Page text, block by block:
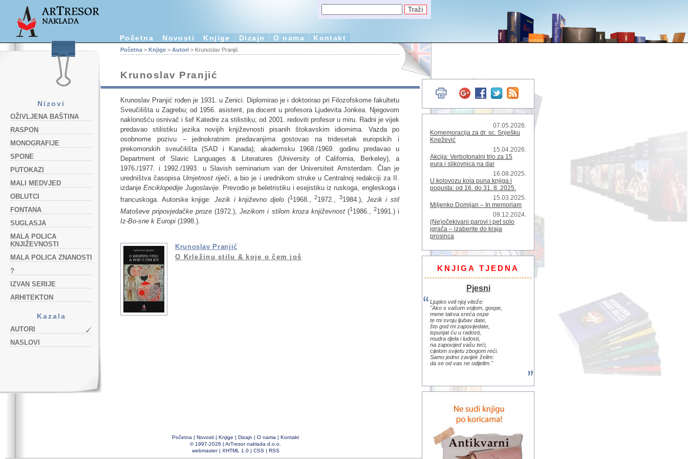
Početna Novosti Knjige Dizajn O nama Kontakt
Nizovi
OŽIVLJENA BAŠTINA
RASPON
MONOGRAFIJE
SPONE
PUTOKAZI
MALI MEDVJED
OBLUTCI
FONTANA
SUGLASJA
MALA POLICA
KNJIŽEVNOSTI
MALA POLICA ZNANOSTI
?
IZVAN SERIJE
ARHITEKTON
Kazala
AUTORI
NASLOVI
Početna > Knjige > Autori > Krunoslav Pranjić
Krunoslav Pranjić
Krunoslav Pranjić rođen je 1931. u Zenici. Diplomirao je i doktorirao pri Filozofskome fakultetu
Sveučilišta u Zagrebu; od 1956. asistent, pa docent u profesora Ljudevita Jonkea. Njegovom
naklonošću osnivač i šef Katedre za stilistiku; od 2001. redoviti profesor u miru. Radni je vijek
predavao stilistiku jezika novijih književnosti pisanih štokavskim idiomima. Vazda po
osobnome pozivu – jednokratnim predavanjima gostovao na tridesetak europskih i
prekomorskih sveučilišta (SAD i Kanada); akademsku 1968./1969. godinu predavao u
Department of Slavic Languages & Literatures (University of California, Berkeley), a
1976./1977. i 1992./1993. u Slavish seminarium van der Universiteit Amsterdam. Član je
uredništva časopisa Umjetnost riječi , a bio je i urednikom struke u Centralnoj redakciji za II.
izdanjeEnciklopedije Jugoslavije. Prevodio je beletristiku i esejistiku iz ruskoga, engleskoga i
francuskoga. Autorske knjige: Jezik i književno djelo (11968.,21972.,31984.), Jezik i stil
Matoševe pripovjedačke proze (1972.),Jezikom i stilom kroza književnost(11986., 21991.) i
Iz-Bo-sne k Europi (1998.).
Krunoslav Pranjić
O Krležinu stilu & koje o čem još
Početna | Novosti | Knjige | Dizajn | O nama | Kontakt
© 1997-2026 | ArTresor naklada d.o.o.
webmaster| XHTML 1.0| CSS| RSS
07.05.2026.
Komemoracija za dr. sc. Snješku
Knežević
15.04.2026.
Akcija: Verbotonalni trio za 15
eura i slikovnica na dar
16.08.2025.
U kolovozu kola puna knjiga i
popusta: od 16. do 31. 8. 2025.
15.03.2025.
Miljenko Domijan – In memoriam
09.12.2024.
(Ne)očekivani parovi i pet solo
igrača – izaberite do kraja
prosinca
KNJIGA TJEDNA
Pjesni
Ljupko veli njoj viteže:
"Ako s vašom voljom, gospe,
mene takva sreća ospe
te mi svoju ljubav date,
što god mi zapovijedate,
ispunjat ću u radosti,
mudra djela i ludosti,
na zapovijed vašu teći,
cijelom svijetu zbogom reći.
Samo jedno zavijek želim:
da se od vas ne odijelim."